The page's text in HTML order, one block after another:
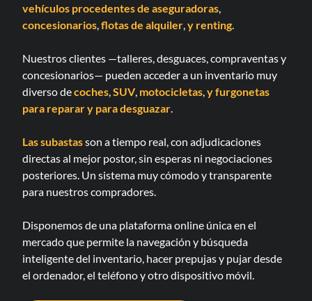
vehículos procedentes de aseguradoras
concesionarios flotas de alquiler y renting
Nuestros clientes —talleres, desguaces, compraventas y
concesionarios— pueden acceder a un inventario muy
diverso decoches SUV, motocicletas y furgonetas
para reparary para desguazar
Las subastasson a tiempo real, con adjudicaciones
directas al mejor postor, sin esperas ni negociaciones
posteriores. Un sistema muy cómodo y transparente
para nuestros compradores.
Disponemos de una plataforma online única en el
mercado que permite la navegación y búsqueda
inteligente del inventario, hacer prepujas y pujar desde
el ordenador, el teléfono y otro dispositivo móvil.